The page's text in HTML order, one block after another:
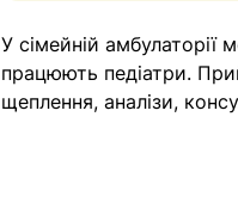
У сімейній амбулаторії
працюють педіатри.
щеплення, аналізи,